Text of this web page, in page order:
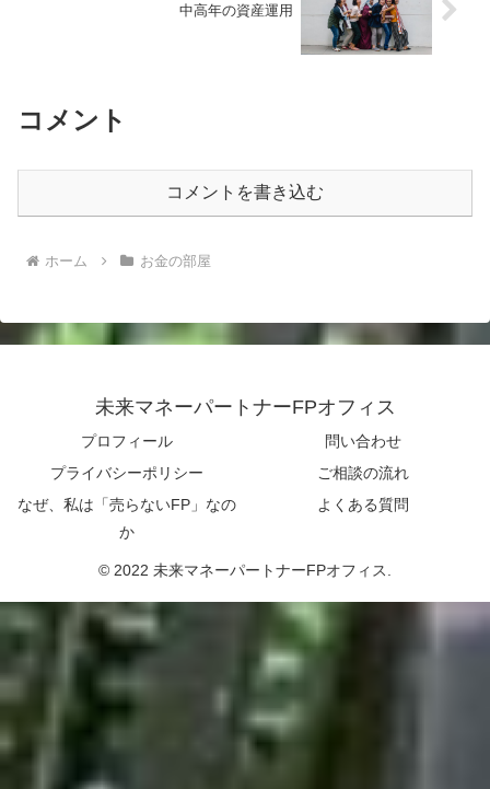
中高年の資産運用
コメント
コメントを書き込む
ホーム お金の部屋
未来マネーパートナーFPオフィス
プロフィール
問い合わせ
プライバシーポリシー
ご相談の流れ
なぜ、私は「売らないFP」なの
か
よくある質問
© 2022 未来マネーパートナーFPオフィス.